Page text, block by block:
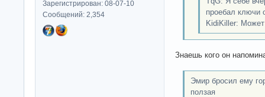
Зарегистрирован: 08-07-10
Сообщений: 2,354
проебал ключи
KidiKiller: Может
Знаешь кого он
Эмир бросил ему
ползая